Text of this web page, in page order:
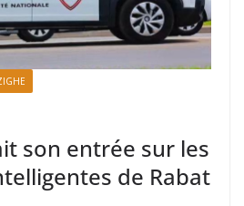
son entrée sur les
de Rabat